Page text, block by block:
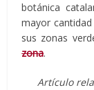
botánica
mayor
sus zonas
zona.
Artículo